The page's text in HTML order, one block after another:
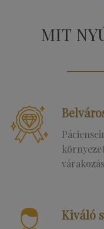
MIT
Kiváló